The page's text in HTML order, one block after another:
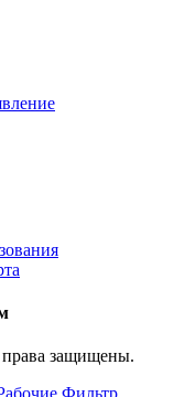
защищены.